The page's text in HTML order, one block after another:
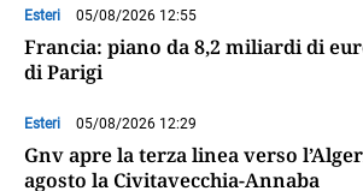
Esteri 05/08/2026 12:55
Francia: piano da 8,2 miliardi di
di Parigi
Esteri 05/08/2026 12:29
Gnv apre la terza linea verso
agosto la Civitavecchia-Annaba